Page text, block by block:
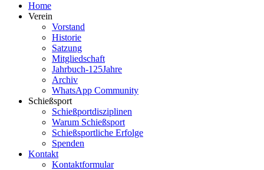
Home
Verein
Vorstand
Historie
Satzung
Mitgliedschaft
Jahrbuch-125Jahre
Archiv
WhatsApp Community
Schießsport
Schießportdisziplinen
Warum Schießsport
Schießsportliche Erfolge
Spenden
Kontakt
Kontaktformular